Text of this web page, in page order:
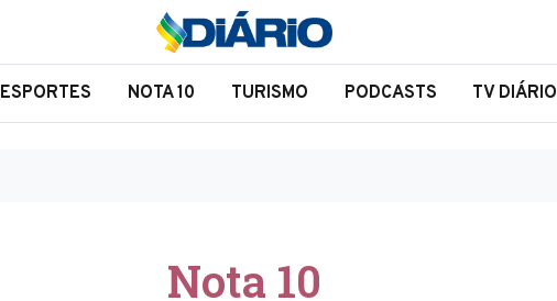
ESPORTES NOTA 10 TURISMO PODCASTS TV DIÁRIO
Nota 10